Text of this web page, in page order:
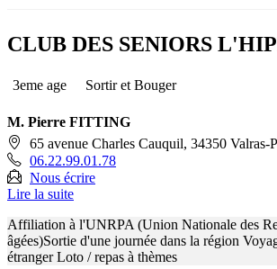
CLUB DES SENIORS
3eme age Sortir et Bouger
M. Pierre FITTING
65 avenue Charles Cauquil, 34350 Valras-
06.22.99.01.78
Nous écrire
Lire la suite
Affiliation à l'UNRPA (Union Nationale des
âgées)Sortie d'une journée dans la région
étranger Loto / repas à thèmes